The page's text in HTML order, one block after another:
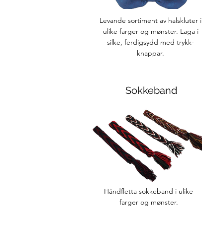
Levande sortiment av halskluter i
ulike farger og mønster. Laga i
silke, ferdigsydd med trykk-
knappar.
Sokkeband
Håndfletta sokkeband i ulike
farger og mønster.